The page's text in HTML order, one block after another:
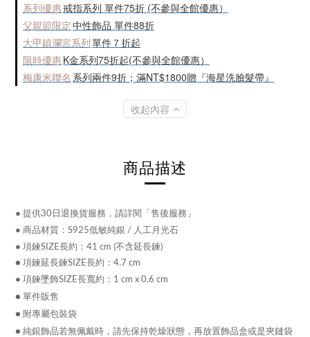
系列優惠戒指系列 單件75折 (不參與全館優惠）
父親節限定中性飾品 單件88折
大甲鎮瀾宮系列單件７折起
限時優惠K金系列75折起(不參與全館優惠）
梅康米聯名 系列兩件9折；滿NT$1800贈『海星洗臉髮帶』
收起內容
商品描述
● 提供30日退換貨服務，請詳閱「售後服務」
● 商品材質：S925低敏純銀 / 人工月光石
● 項鍊SIZE長約：41 cm (不含延長鍊)
● 項鍊延長鍊SIZE長約：4.7 cm
● 項鍊墜飾SIZE長寬約：1 cm x 0.6 cm
● 單件販售
● 附專屬包裝袋
● 純銀飾品若無佩戴時，請先保持乾燥狀態，再放置飾品盒或是夾鏈袋